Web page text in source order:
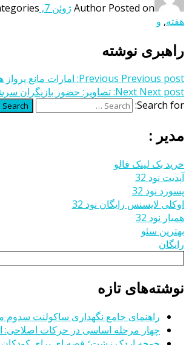
Author Posted on ژوئن 7, 2017
هفته, و
راهبری نوشته
Previous Previous post:
امارات مانع
Next Next post:
تصاویر: حضور بازیگران
Search for:
Search
مدیر :
خرید بک لینک فالو
آپدیت نود 32
پسورد نود 32
اوکلی لایسنس رایگان نود 32
همیار نود 32
بهترین سئو
رایگان
نوشته‌های تازه
راهنمای جامع نگهداری ساکولنت سدوم
چهار مرحله اساسی در حرکات اصلاحی: از